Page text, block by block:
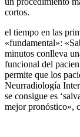
cortos.
el tiempo en las
«fundamental»:
minutos conlleva
funcional del
permite que los
Neurradiología
se consigue es
mejor pronóstico»,